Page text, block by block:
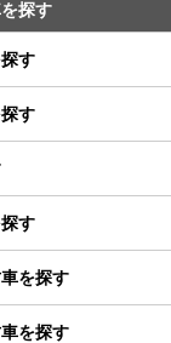
探す
す
す
す
を探す
を探す